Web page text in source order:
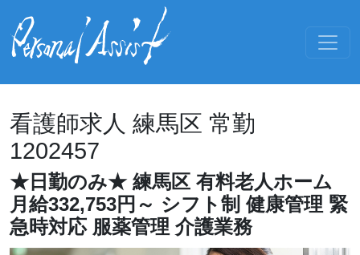
看護師求人 練馬区 常勤
1202457
★日勤のみ★ 練馬区 有料老人ホーム
月給332,753円～ シフト制 健康管理 緊
急時対応 服薬管理 介護業務